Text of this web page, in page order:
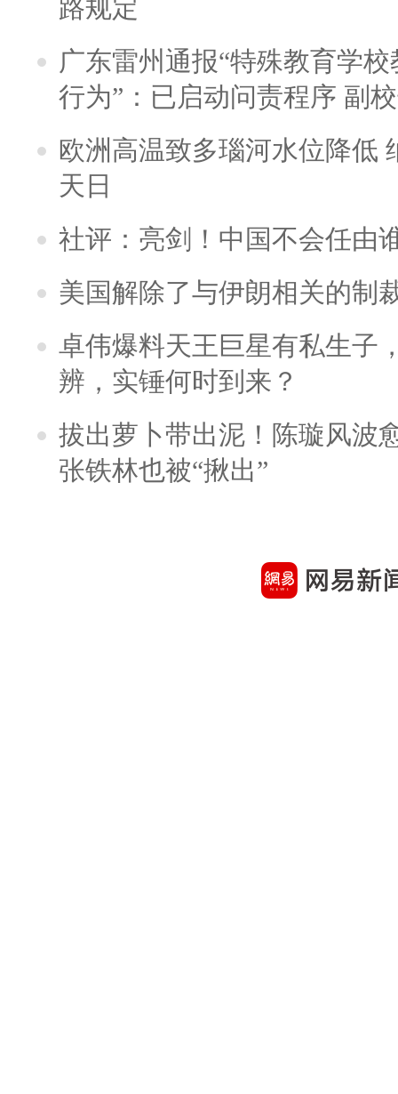
路规定
广东雷州通报“特殊教育学
行为”：已启动问责程序 副
欧洲高温致多瑙河水位降低
天日
社评：亮剑！中国不会任由
美国解除了与伊朗相关的制
卓伟爆料天王巨星有私生子
辨，实锤何时到来？
拔出萝卜带出泥！陈璇风波
张铁林也被“揪出”